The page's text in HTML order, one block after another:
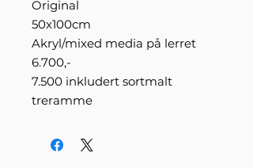
Original
50x100cm
Akryl/mixed media på lerret
6.700,-
7.500 inkludert sortmalt
treramme